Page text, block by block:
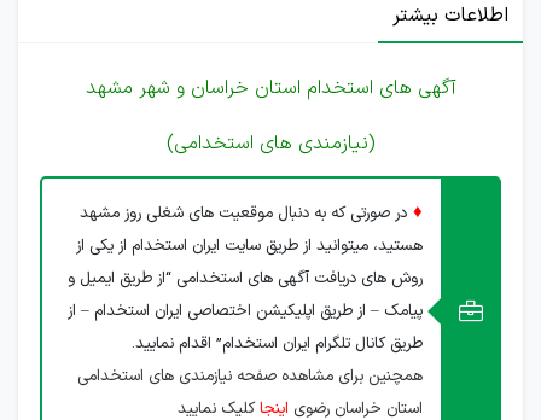
اطلاعات بیشتر
آگهی های استخدام استان خراسان و شهر مشهد
(نیازمندی های استخدامی)
♦ در صورتی که به دنبال موقعیت های شغلی روز مشهد
هستید، میتوانید از طریق سایت ایران استخدام از یکی از
روش های دریافت آگهی های استخدامی “از طریق ایمیل و
پیامک – از طریق اپلیکیشن اختصاصی ایران استخدام – از
طریق کانال تلگرام ایران استخدام” اقدام نمایید.
همچنین برای مشاهده صفحه نیازمندی های استخدامی
استان خراسان رضوی اینجاکلیک نمایید